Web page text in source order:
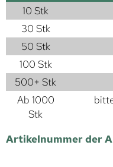
10 Stk
30 Stk
50 Stk
100 Stk
500+ Stk
Ab 1000
Stk
Artikelnummer der